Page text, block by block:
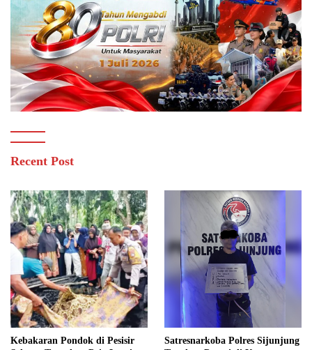
Recent Post
Kebakaran Pondok di Pesisir
Satresnarkoba Polres Sijunjung